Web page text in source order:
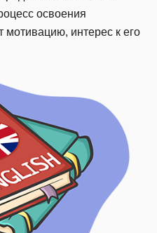
освоения
мотивацию, интерес к его